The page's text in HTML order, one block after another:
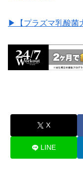
▶︎【プラズマ乳酸菌
X
LINE